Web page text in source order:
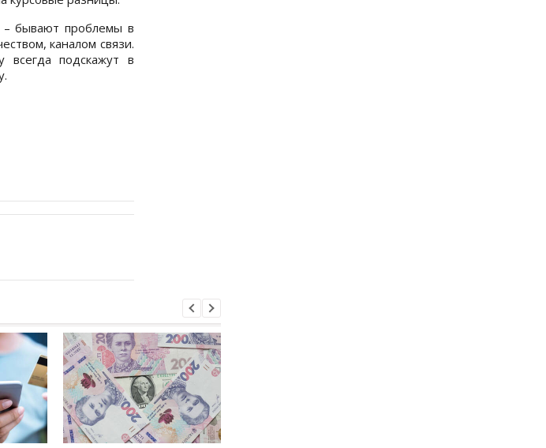
– бывают проблемы в
каналом связи.
подскажут в